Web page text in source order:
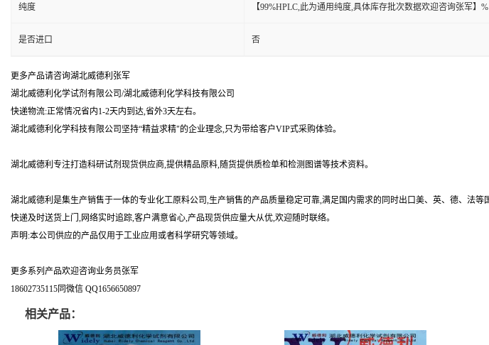
纯度 【99%HPLC,此为通用纯度,具体库存批次数据欢迎咨询张军】%
是否进口 否
更多产品请咨询湖北威德利张军
湖北威德利化学试剂有限公司/湖北威德利化学科技有限公司
快递物流:正常情况省内1-2天内到达,省外3天左右。
湖北威德利化学科技有限公司坚持“精益求精"的企业理念,只为带给客户VIP式采购体验。
湖北威德利专注打造科研试剂现货供应商,提供精品原料,随货提供质检单和检测图谱等技术资料。
湖北威德利是集生产销售于一体的专业化工原料公司,生产销售的产品质量稳定可靠,满足国内需求的同时出口美、英、德、法等
快递及时送货上门,网络实时追踪,客户满意省心,产品现货供应量大从优,欢迎随时联络。
声明:本公司供应的产品仅用于工业应用或者科学研究等领域。
更多系列产品欢迎咨询业务员张军
18602735115同微信 QQ1656650897
相关产品：